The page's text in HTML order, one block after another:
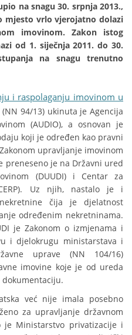
na snagu 30. srpnja 2013.,
mjesto vrlo vjerojatno dolazi
imovinom. Zakon istog
od 1. siječnja 2011. do 30.
na snagu trenutno
i raspolaganju imovinom u
(NN 94/13) ukinuta je Agencija
(AUDIO), a osnovan je
koji je određen kao pravni
upravljanje imovinom
preneseno je na Državni ured
(DUUDI) i Centar za
Uz njih, nastalo je i
čija je djelatnost
određenim nekretninama.
je Zakonom o izmjenama i
i djelokrugu ministarstava i
uprave (NN 104/16)
imovine koje je od ureda
dokumentaciju.
već nije imala posebno
za upravljanje državnom
je Ministarstvo privatizacije i